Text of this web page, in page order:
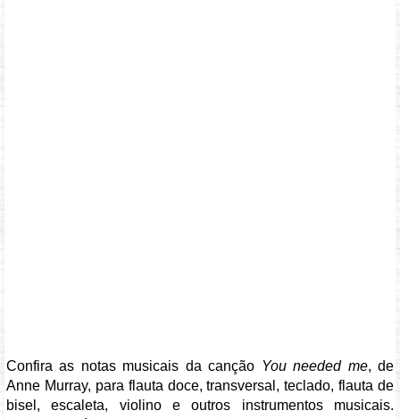
Confira as notas musicais da canção You needed me, de
Anne Murray, para flauta doce, transversal, teclado, flauta de
bisel, escaleta, violino e outros instrumentos musicais.